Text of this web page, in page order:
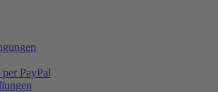
PayPal